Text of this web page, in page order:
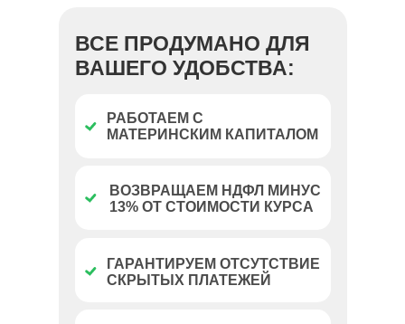
ВОЗВРАЩАЕМ НДФЛ МИНУС
13% ОТ СТОИМОСТИ КУРСА
ГАРАНТИРУЕМ ОТСУТСТВИЕ
СКРЫТЫХ ПЛАТЕЖЕЙ
РАБОТАЕМ С
МАТЕРИНСКИМ КАПИТАЛОМ
ВСЕ ПРОДУМАНО ДЛЯ
ВАШЕГО УДОБСТВА: